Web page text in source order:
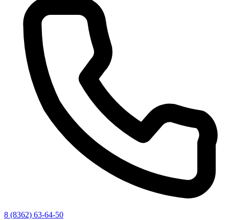
8 (8362) 63-64-50